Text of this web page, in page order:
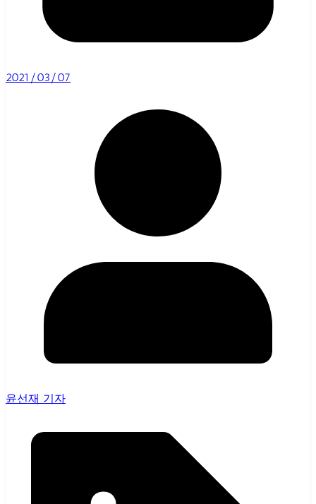
2021/03/07
윤선재 기자